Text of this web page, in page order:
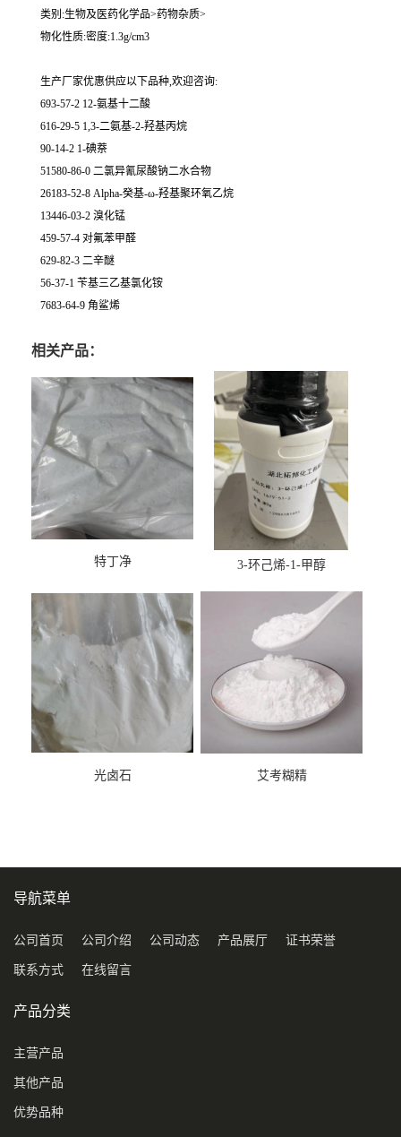
类别:生物及医药化学品>药物杂质>
物化性质:密度:1.3g/cm3
生产厂家优惠供应以下品种,欢迎咨询:
693-57-2 12-氨基十二酸
616-29-5 1,3-二氨基-2-羟基丙烷
90-14-2 1-碘萘
51580-86-0 二氯异氰尿酸钠二水合物
26183-52-8 Alpha-癸基-ω-羟基聚环氧乙烷
13446-03-2 溴化锰
459-57-4 对氟苯甲醛
629-82-3 二辛醚
56-37-1 苄基三乙基氯化铵
7683-64-9 角鲨烯
相关产品：
特丁净 3-环己烯-1-甲醇
光卤石 艾考糊精
导航菜单
公司首页 公司介绍 公司动态 产品展厅 证书荣誉
联系方式 在线留言
产品分类
主营产品
其他产品
优势品种